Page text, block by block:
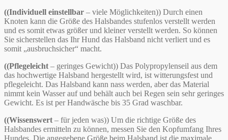
((Individuell einstellbar – viele Möglichkeiten)) Durch einen
Knoten kann die Größe des Halsbandes stufenlos verstellt werden
und es somit etwas größer und kleiner verstellt werden. So können
Sie sicherstellen das Ihr Hund das Halsband nicht verliert und es
somit „ausbruchsicher“ macht.
((Pflegeleicht – geringes Gewicht)) Das Polypropylenseil aus dem
das hochwertige Halsband hergestellt wird, ist witterungsfest und
pflegeleicht. Das Halsband kann nass werden, aber das Material
nimmt kein Wasser auf und behält auch bei Regen sein sehr geringes
Gewicht. Es ist per Handwäsche bis 35 Grad waschbar.
((Wissenswert – für jeden was)) Um die richtige Größe des
Halsbandes ermitteln zu können, messen Sie den Kopfumfang Ihres